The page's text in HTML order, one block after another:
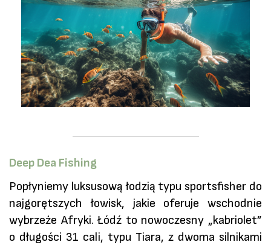
Deep Dea Fishing
Popłyniemy luksusową łodzią typu sportsfisher do
najgorętszych łowisk, jakie oferuje wschodnie
wybrzeże Afryki. Łódź to nowoczesny „kabriolet”
o długości 31 cali, typu Tiara, z dwoma silnikami